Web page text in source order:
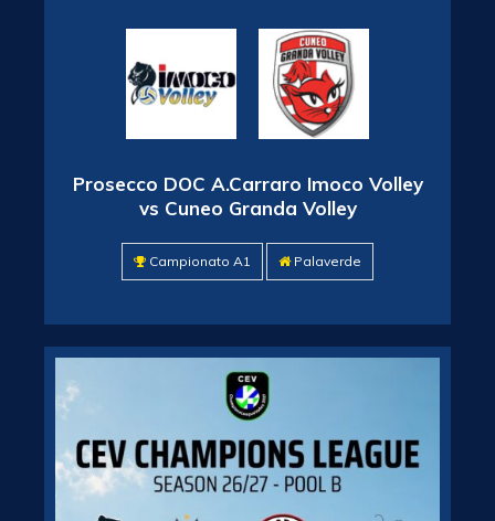
Prosecco DOC A.Carraro Imoco Volley
vs Cuneo Granda Volley
Campionato A1 Palaverde